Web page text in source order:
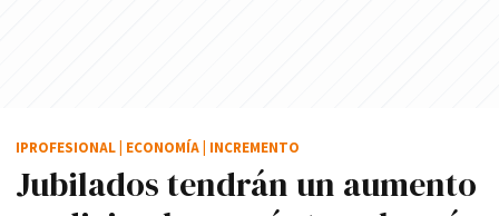
Jubilados tendrán un aumento
IPROFESIONAL ECONOMÍA INCREMENTO